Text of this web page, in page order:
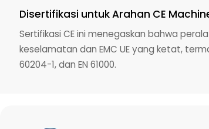
Disertifikasi untuk Arahan CE
Sertifikasi CE ini menegaskan bahwa
keselamatan dan EMC UE yang ketat,
60204-1, dan EN 61000.